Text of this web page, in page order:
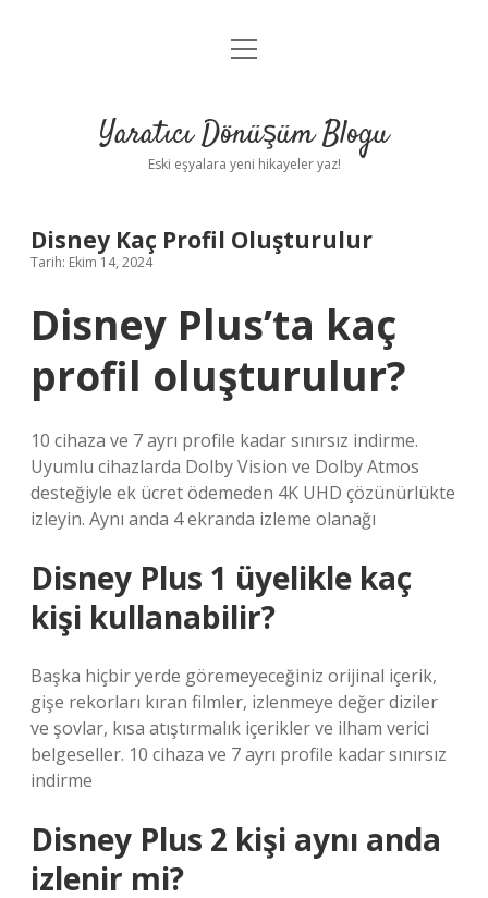
Anasayfa
Yasal Uyarı
menüyü
Yaratıcı Dönüşüm Blogu
Eski eşyalara yeni hikayeler yaz!
Disney Kaç Profil Oluşturulur
Tarih: Ekim 14, 2024
Disney Plus’ta kaç
profil oluşturulur?
10 cihaza ve 7 ayrı profile kadar sınırsız indirme.
Uyumlu cihazlarda Dolby Vision ve Dolby Atmos
desteğiyle ek ücret ödemeden 4K UHD çözünürlükte
izleyin. Aynı anda 4 ekranda izleme olanağı
Disney Plus 1 üyelikle kaç
kişi kullanabilir?
Başka hiçbir yerde göremeyeceğiniz orijinal içerik,
gişe rekorları kıran filmler, izlenmeye değer diziler
ve şovlar, kısa atıştırmalık içerikler ve ilham verici
belgeseller. 10 cihaza ve 7 ayrı profile kadar sınırsız
indirme
Disney Plus 2 kişi aynı anda
izlenir mi?